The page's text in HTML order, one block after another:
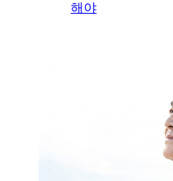
해야